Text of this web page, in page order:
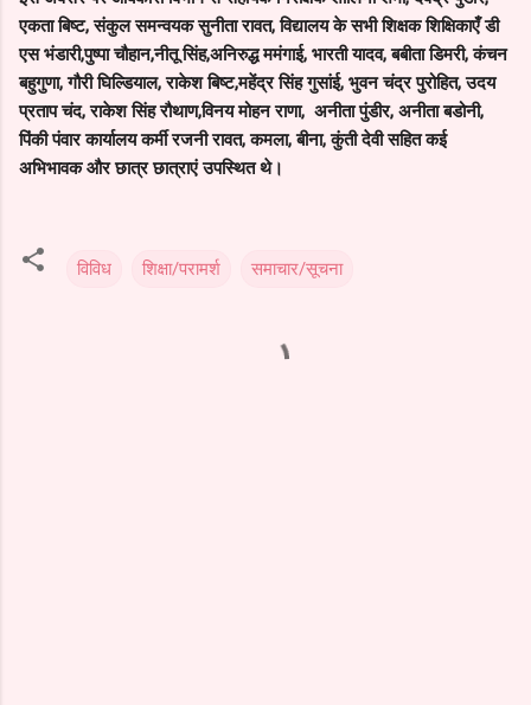
एकता बिष्ट, संकुल समन्वयक सुनीता रावत, विद्यालय के सभी शिक्षक शिक्षिकाएँ डी
एस भंडारी,पुष्पा चौहान,नीतू सिंह,अनिरुद्ध ममंगाई, भारती यादव, बबीता डिमरी, कंचन
बहुगुणा, गौरी घिल्डियाल, राकेश बिष्ट,महेंद्र सिंह गुसांई, भुवन चंद्र पुरोहित, उदय
प्रताप चंद, राकेश सिंह रौथाण,विनय मोहन राणा, अनीता पुंडीर, अनीता बडोनी,
पिंकी पंवार कार्यालय कर्मी रजनी रावत, कमला, बीना, कुंती देवी सहित कई
अभिभावक और छात्र छात्राएं उपस्थित थे।
विविध शिक्षा/परामर्श समाचार/सूचना